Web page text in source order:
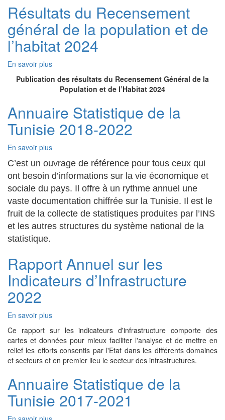
2023
Résultats du Recensement
général de la population et de
l’habitat 2024
En savoir plus
Résultats
du
Recensement
de
population
l’habitat
2024
Publication des résultats du Recensement Général de la
Population et de l’Habitat 2024
Annuaire Statistique de la
Tunisie 2018-2022
En savoir plus
Statistique
de
la
Tunisie
2018-
2022
C’est un ouvrage de référence pour tous ceux qui
ont besoin d’informations sur la vie économique et
sociale du pays. Il offre à un rythme annuel une
vaste documentation chiffrée sur la Tunisie. Il est le
fruit de la collecte de statistiques produites par l’INS
et les autres structures du système national de la
statistique.
Rapport Annuel sur les
Indicateurs d’Infrastructure
2022
En savoir plus
Rapport
Annuel
sur
les
Indicateurs
2022
Ce rapport sur les indicateurs d'infrastructure comporte des
cartes et données pour mieux faciliter l'analyse et de mettre en
relief les efforts consentis par l'Etat dans les différents domaines
et secteurs et en premier lieu le secteur des infrastructures.
Annuaire Statistique de la
Tunisie 2017-2021